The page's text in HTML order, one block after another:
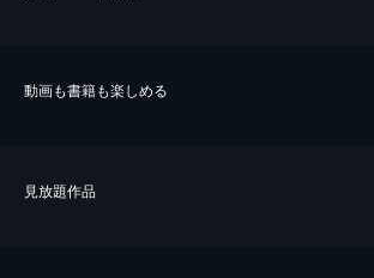
動画も書籍も楽しめる
⾒放題作品